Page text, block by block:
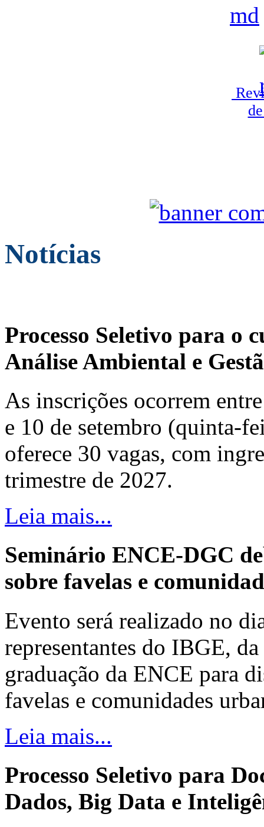
Notícias
Processo Seletivo para o
Análise Ambiental e
As inscrições ocorrem
e 10 de setembro (quinta-
oferece 30 vagas, com
trimestre de 2027.
Leia mais...
Seminário ENCE-DGC
sobre favelas e
Evento será realizado no
representantes do IBGE,
graduação da ENCE para
favelas e comunidades
Leia mais...
Processo Seletivo para
Dados, Big Data e